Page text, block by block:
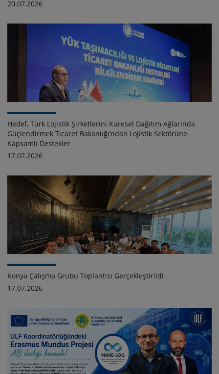
20.07.2026
Hedef, Türk Lojistik Şirketlerini Küresel Dağıtım Ağlarında
Güçlendirmek Ticaret Bakanlığı’ndan Lojistik Sektörüne
Kapsamlı Destekler
17.07.2026
Konya Çalışma Grubu Toplantısı Gerçekleştirildi
17.07.2026